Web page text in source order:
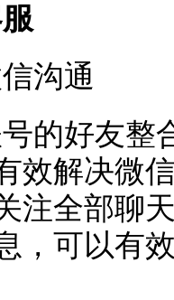
沟通
的好友整
效解决微
注全部聊
，可以有